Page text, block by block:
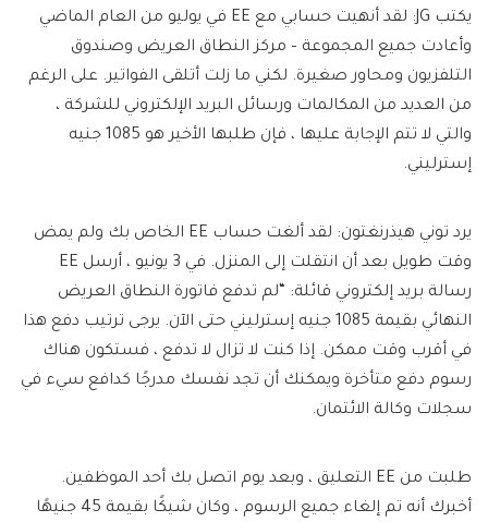
يكتب JG:
لقد أنهيت حسابي مع EE في يوليو من العام الماضي
وأعادت جميع المجموعة – مركز النطاق العريض وصندوق
التلفزيون ومحاور صغيرة. لكني ما زلت أتلقى الفواتير. على الرغم
من العديد من المكالمات ورسائل البريد الإلكتروني للشركة ،
والتي لا تتم الإجابة عليها ، فإن طلبها الأخير هو 1085 جنيه
إسترليني.
يرد توني هيذرنغتون:
لقد ألغت حساب EE الخاص بك ولم يمض
وقت طويل بعد أن انتقلت إلى المنزل. في 3 يونيو ، أرسل EE
رسالة بريد إلكتروني قائلة: “لم تدفع فاتورة النطاق العريض
النهائي بقيمة 1085 جنيه إسترليني حتى الآن. يرجى ترتيب دفع هذا
في أقرب وقت ممكن. إذا كنت لا تزال لا تدفع ، فستكون هناك
رسوم دفع متأخرة ويمكنك أن تجد نفسك مدرجًا كدافع سيء في
سجلات وكالة الائتمان.
طلبت من EE التعليق ، وبعد يوم اتصل بك أحد الموظفين.
أخبرك أنه تم إلغاء جميع الرسوم ، وكان شيكًا بقيمة 45 جنيهًا